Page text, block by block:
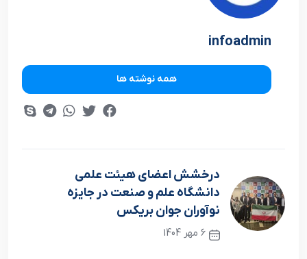
infoadmin
همه نوشته ها
درخشش اعضای هیئت علمی
دانشگاه علم و صنعت در جایزه
نوآوران جوان بریکس
6 مهر 1404